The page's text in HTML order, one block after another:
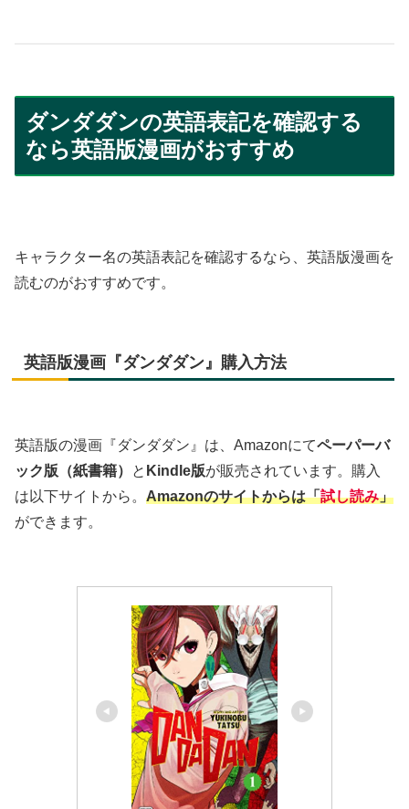
ダンダダンの英語表記を確認する
なら英語版漫画がおすすめ
キャラクター名の英語表記を確認するなら、英語版漫画を
読むのがおすすめです。
英語版漫画『ダンダダン』購入方法
英語版の漫画『ダンダダン』は、Amazonにてペーパーバ
ック版（紙書籍）
と Kindle版が販売されています。購入
は以下サイトから。 Amazonのサイトからは「試し読み」
ができます。